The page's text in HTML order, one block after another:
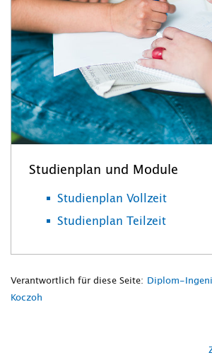
Studienplan und Module
Studienplan Vollzeit
Studienplan Teilzeit
Verantwortlich für diese Seite:
Diplom-
Koczoh